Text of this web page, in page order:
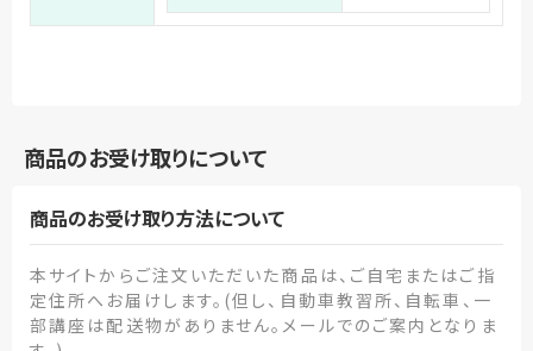
商品のお受け取りについて
商品のお受け取り方法について
本サイトからご注文いただいた商品は、ご自宅またはご指
定住所へお届けします。(但し、自動車教習所、自転車、一
部講座は配送物がありません。メールでのご案内となりま